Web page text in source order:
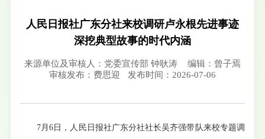
人民日报社广东分社来校调研卢永根先进事迹
深挖典型故事的时代内涵
来源单位及审核人：党委宣传部 钟耿涛
编辑：曾子焉
审核发布：费思迎
发布时间：2026-07-06
7月6日，人民日报社 广东分社社长吴齐强带队来校专题调